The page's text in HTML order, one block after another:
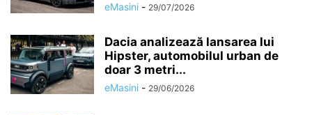
eMasini - 29/07/2026
Dacia analizează lansarea lui
Hipster, automobilul urban de
doar 3 metri...
eMasini - 29/06/2026